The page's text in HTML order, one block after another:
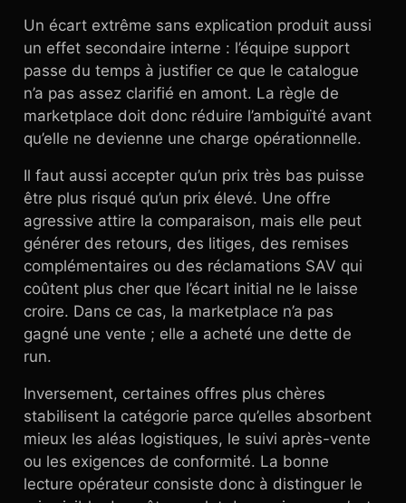
Un écart extrême sans explication produit aussi
un effet secondaire interne : l’équipe support
passe du temps à justifier ce que le catalogue
n’a pas assez clarifié en amont. La règle de
marketplace doit donc réduire l’ambiguïté avant
qu’elle ne devienne une charge opérationnelle.
Il faut aussi accepter qu’un prix très bas puisse
être plus risqué qu’un prix élevé. Une offre
agressive attire la comparaison, mais elle peut
générer des retours, des litiges, des remises
complémentaires ou des réclamations SAV qui
coûtent plus cher que l’écart initial ne le laisse
croire. Dans ce cas, la marketplace n’a pas
gagné une vente ; elle a acheté une dette de
run.
Inversement, certaines offres plus chères
stabilisent la catégorie parce qu’elles absorbent
mieux les aléas logistiques, le suivi après-vente
ou les exigences de conformité. La bonne
lecture opérateur consiste donc à distinguer le